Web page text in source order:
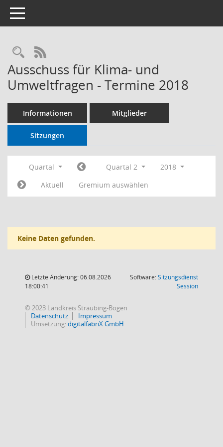
Toggle navigation
RSS-Feed
Ausschuss für Klima- und
Umweltfragen - Termine 2018
Informationen Mitglieder
Sitzungen
Quartal Quartal 2
2018
Aktuell
Gremium auswählen
Keine Daten gefunden.
Letzte Änderung: 06.08.2026
18:00:41
Software:Sitzungsdienst
Session(Wird in
© 2023 Landkreis Straubing-Bogen
Datenschutz
Impressum
Umsetzung:digitalfabriX GmbH